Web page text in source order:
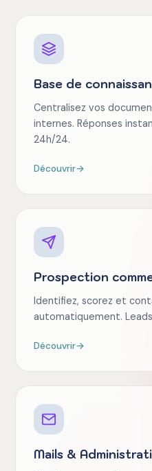
Base de
Centralisez vos
internes. Réponses
24h/24.
Découvrir→
Prospection
Identifiez, scorez et
automatiquement.
Découvrir→
Mails &